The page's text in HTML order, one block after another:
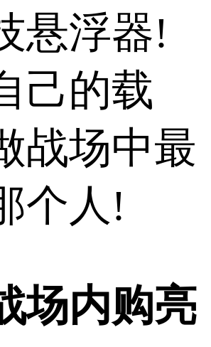
悬浮器!
己的载
战场中最
个人!
场内购亮